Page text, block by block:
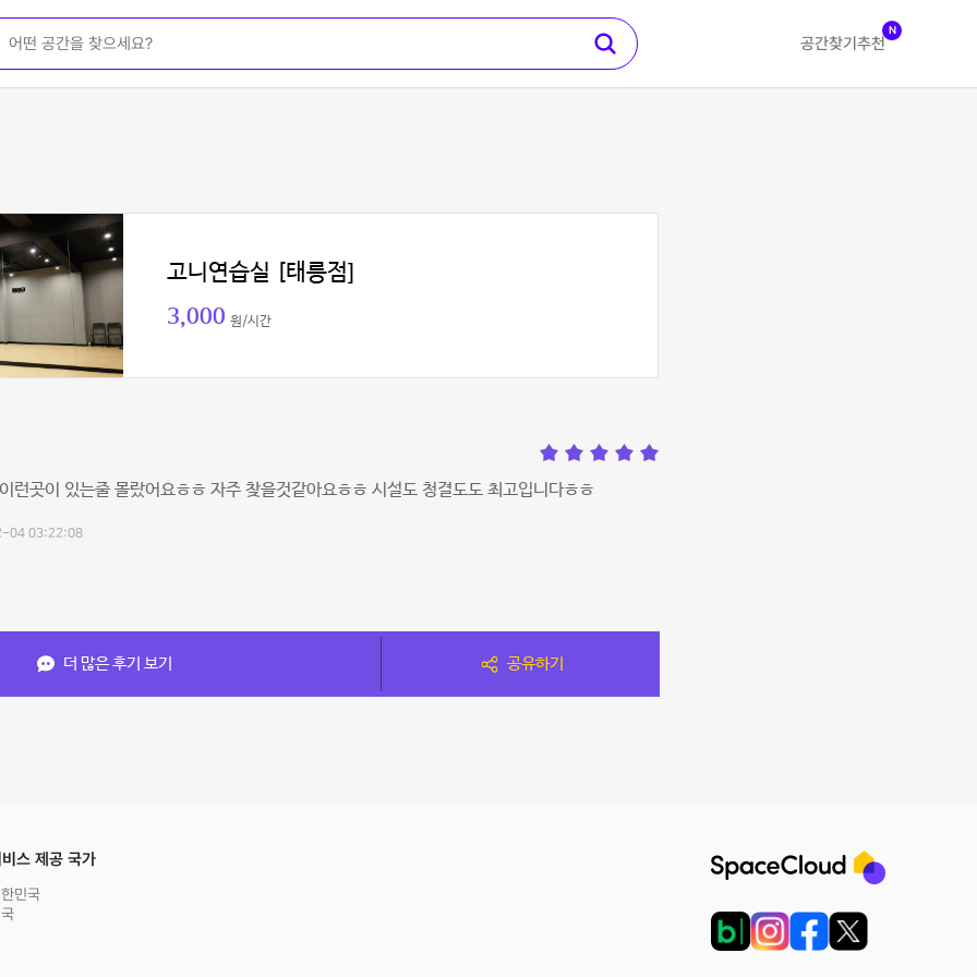
공간찾기 추천
N
고니연습실 [태릉점]
3,000 원/시간
런곳이 있는줄 몰랐어요ㅎㅎ 자주 찾을것같아요ㅎㅎ 시설도 청결도도 최고입니다ㅎㅎ
04 03:22:08
더 많은 후기 보기 공유하기
스 제공 국가
민국